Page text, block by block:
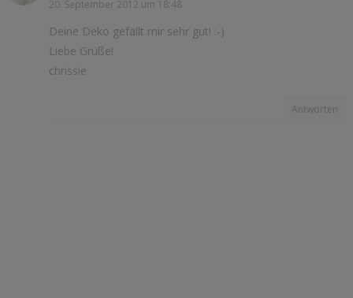
20. September 2012 um 18:48
Deine Deko gefällt mir sehr gut! :-)
Liebe Grüße!
chrissie
Antworten